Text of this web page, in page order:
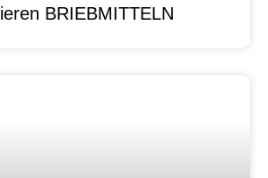
BRIEBMITTELN